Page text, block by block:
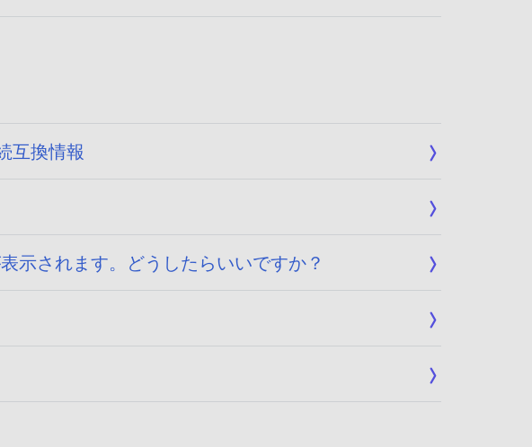
互換情報
示されます。どうしたらいいですか？